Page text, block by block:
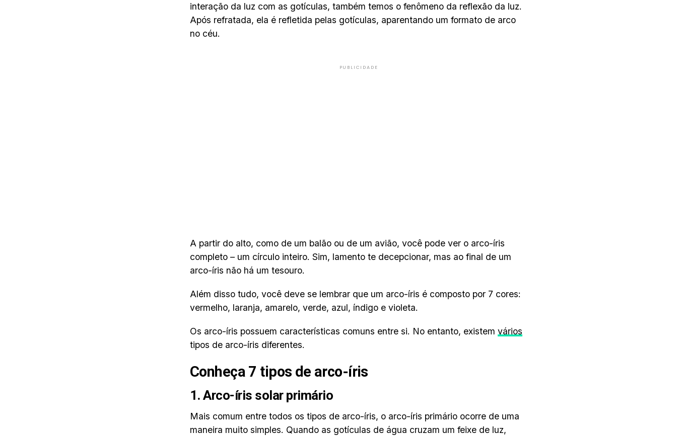
interação da luz com as gotículas, também temos o fenômeno da reflexão da luz.
Após refratada, ela é refletida pelas gotículas, aparentando um formato de arco
no céu.
PUBLICIDADE
A partir do alto, como de um balão ou de um avião, você pode ver o arco-íris
completo – um círculo inteiro. Sim, lamento te decepcionar, mas ao final de um
arco-íris não há um tesouro.
Além disso tudo, você deve se lembrar que um arco-íris é composto por 7 cores:
vermelho, laranja, amarelo, verde, azul, índigo e violeta.
Os arco-íris possuem características comuns entre si. No entanto, existem vários
tipos de arco-íris diferentes.
Conheça 7 tipos de arco-íris
1. Arco-íris solar primário
Mais comum entre todos os tipos de arco-íris, o arco-íris primário ocorre de uma
maneira muito simples. Quando as gotículas de água cruzam um feixe de luz,